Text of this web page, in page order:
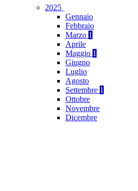
2025
Gennaio
Febbraio
Marzo 1
Aprile
Maggio 1
Giugno
Luglio
Agosto
Settembre 1
Ottobre
Novembre
Dicembre